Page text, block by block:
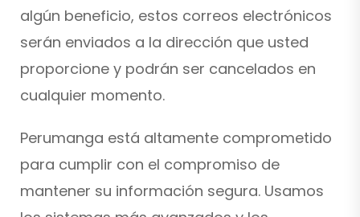
algún beneficio, estos correos electrónicos
serán enviados a la dirección que usted
proporcione y podrán ser cancelados en
cualquier momento.
Perumanga está altamente comprometido
para cumplir con el compromiso de
mantener su información segura. Usamos